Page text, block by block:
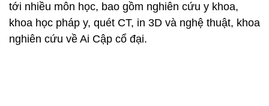
tới nhiều môn học, bao gồm nghiên cứu y khoa,
khoa học pháp y, quét CT, in 3D và nghệ thuật, khoa
nghiên cứu về Ai Cập cổ đại.